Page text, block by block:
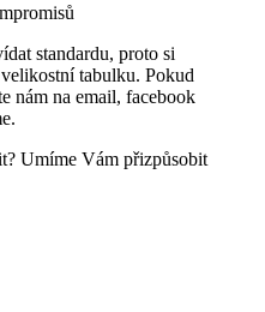
standardu, proto si
tabulku. Pokud
nám na email, facebook
Umíme Vám přizpůsobit